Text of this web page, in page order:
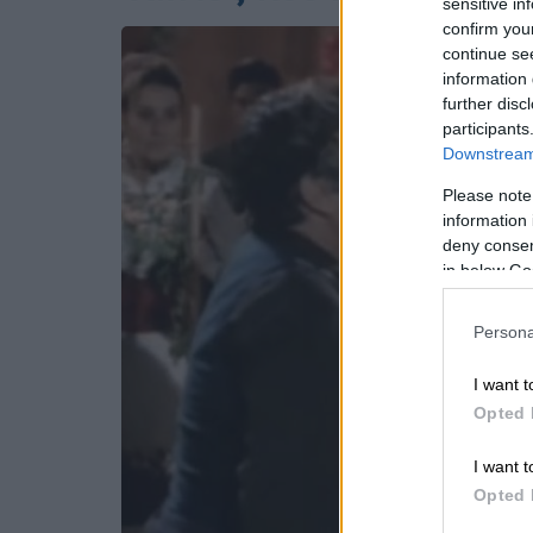
sensitive
confirm
continue
information
further
Please
information
deny
in below
I want
Opted
I want
Opted